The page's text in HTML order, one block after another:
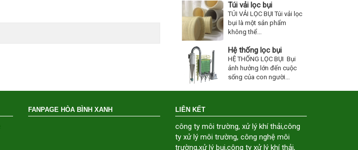
Túi vải lọc bụi
TÚI VẢI LỌC BỤI Túi vải lọc
bụi là một sản phẩm
không thể...
Hệ thống lọc bụi
HỆ THỐNG LỌC BỤI Bụi
ảnh hưởng lớn đến cuộc
sống của con người...
FANPAGE HÒA BÌNH XANH LIÊN KẾT
công ty môi trường, xử lý khí thải,công
ty xử lý môi trường, công nghệ môi
trường,xử lý bụi,công ty xử lý khí thải,